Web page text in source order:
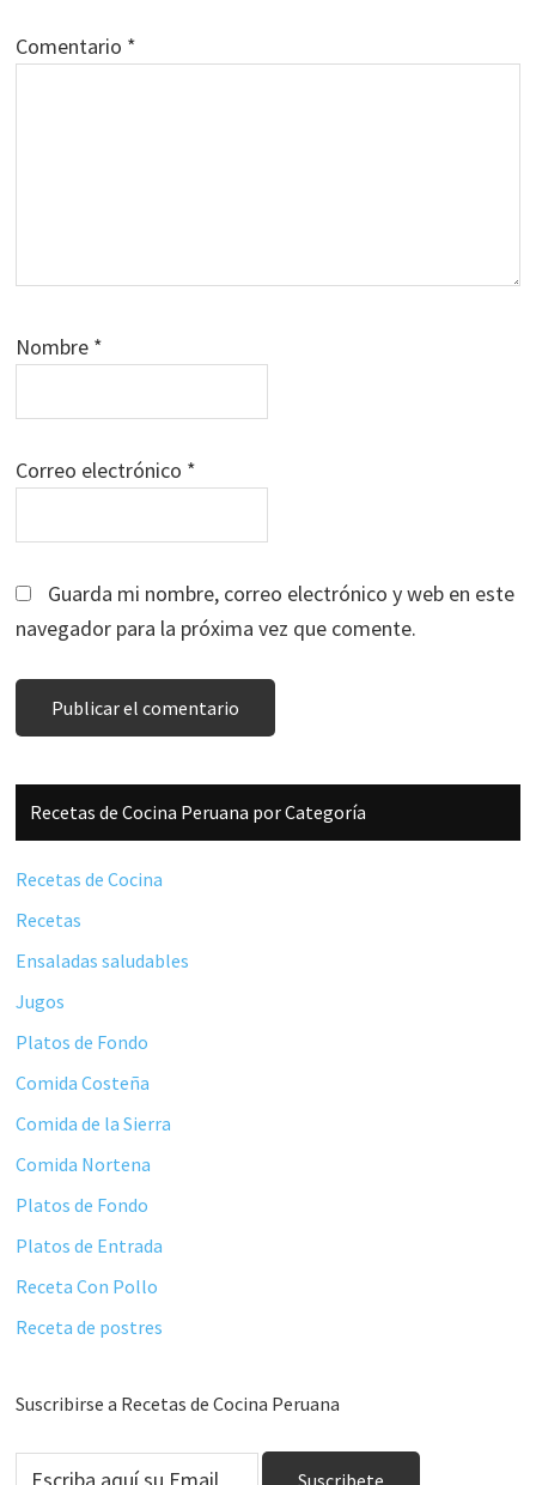
Comentario *
Nombre *
Correo electrónico *
Guarda mi nombre, correo electrónico y web en este
navegador para la próxima vez que comente.
Barra
lateral
principal
Recetas de Cocina Peruana por Categoría
Recetas de Cocina
Recetas
Ensaladas saludables
Jugos
Platos de Fondo
Comida Costeña
Comida de la Sierra
Comida Nortena
Platos de Fondo
Platos de Entrada
Receta Con Pollo
Receta de postres
Suscribirse a Recetas de Cocina Peruana